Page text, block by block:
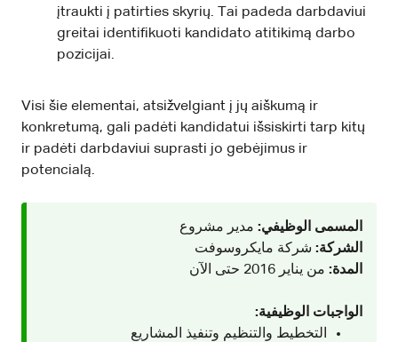
įtraukti į patirties skyrių. Tai padeda darbdaviui
greitai identifikuoti kandidato atitikimą darbo
pozicijai.
Visi šie elementai, atsižvelgiant į jų aiškumą ir
konkretumą, gali padėti kandidatui išsiskirti tarp kitų
ir padėti darbdaviui suprasti jo gebėjimus ir
potencialą.
المسمى الوظيفي: مدير مشروع
الشركة: شركة مايكروسوفت
المدة: من يناير 2016 حتى الآن
الواجبات الوظيفية:
التخطيط والتنظيم وتنفيذ المشاريع